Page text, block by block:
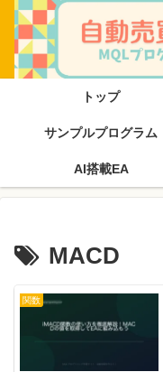
トップ
サンプルプログラム
AI搭載EA
MACD
関数